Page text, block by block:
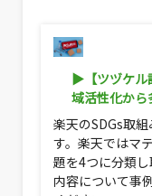
▶︎【ツヅケル
域活性化か
楽天のSDGs取
す。楽天ではマ
題を4つに分類
内容について事